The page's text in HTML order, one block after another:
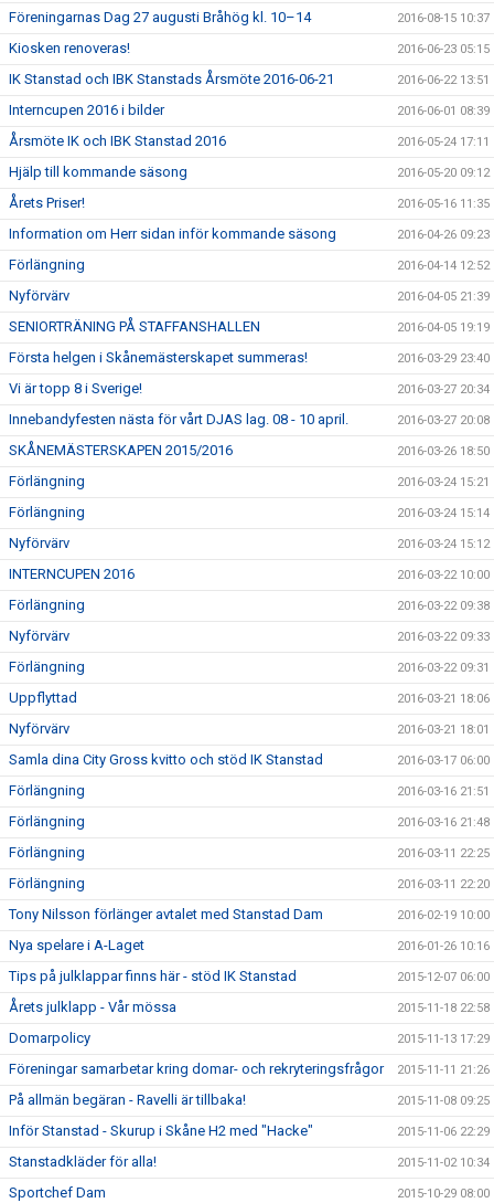
Föreningarnas Dag 27 augusti Bråhög kl. 10–14 2016-08-15 10:37
Kiosken renoveras! 2016-06-23 05:15
IK Stanstad och IBK Stanstads Årsmöte 2016-06-21 2016-06-22 13:51
Interncupen 2016 i bilder 2016-06-01 08:39
Årsmöte IK och IBK Stanstad 2016 2016-05-24 17:11
Hjälp till kommande säsong 2016-05-20 09:12
Årets Priser! 2016-05-16 11:35
Information om Herr sidan inför kommande säsong 2016-04-26 09:23
Förlängning 2016-04-14 12:52
Nyförvärv 2016-04-05 21:39
SENIORTRÄNING PÅ STAFFANSHALLEN 2016-04-05 19:19
Första helgen i Skånemästerskapet summeras! 2016-03-29 23:40
Vi är topp 8 i Sverige! 2016-03-27 20:34
Innebandyfesten nästa för vårt DJAS lag. 08 - 10 april. 2016-03-27 20:08
SKÅNEMÄSTERSKAPEN 2015/2016 2016-03-26 18:50
Förlängning 2016-03-24 15:21
Förlängning 2016-03-24 15:14
Nyförvärv 2016-03-24 15:12
INTERNCUPEN 2016 2016-03-22 10:00
Förlängning 2016-03-22 09:38
Nyförvärv 2016-03-22 09:33
Förlängning 2016-03-22 09:31
Uppflyttad 2016-03-21 18:06
Nyförvärv 2016-03-21 18:01
Samla dina City Gross kvitto och stöd IK Stanstad 2016-03-17 06:00
Förlängning 2016-03-16 21:51
Förlängning 2016-03-16 21:48
Förlängning 2016-03-11 22:25
Förlängning 2016-03-11 22:20
Tony Nilsson förlänger avtalet med Stanstad Dam 2016-02-19 10:00
Nya spelare i A-Laget 2016-01-26 10:16
Tips på julklappar finns här - stöd IK Stanstad 2015-12-07 06:00
Årets julklapp - Vår mössa 2015-11-18 22:58
Domarpolicy 2015-11-13 17:29
Föreningar samarbetar kring domar- och rekryteringsfrågor 2015-11-11 21:26
På allmän begäran - Ravelli är tillbaka! 2015-11-08 09:25
Inför Stanstad - Skurup i Skåne H2 med "Hacke" 2015-11-06 22:29
Stanstadkläder för alla! 2015-11-02 10:34
Sportchef Dam 2015-10-29 08:00